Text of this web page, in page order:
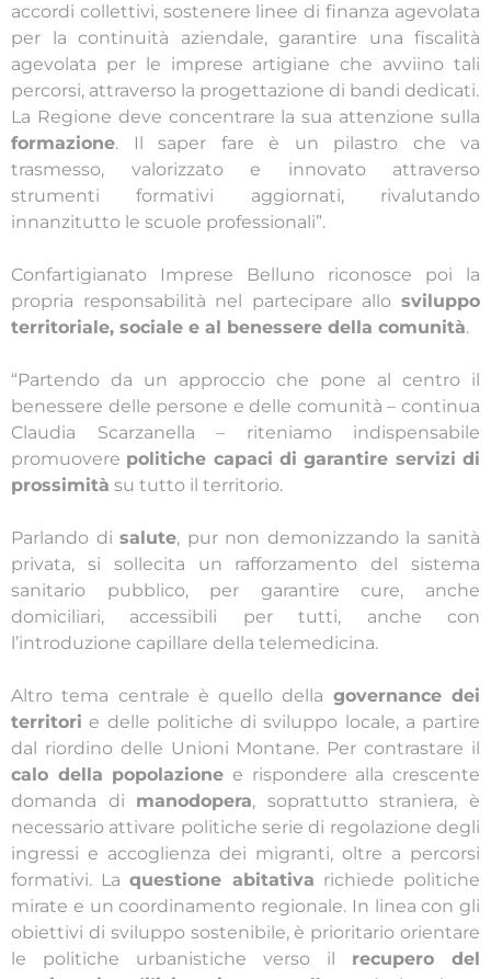
accordi collettivi, sostenere linee di finanza agevolata
per la continuità aziendale, garantire una fiscalità
agevolata per le imprese artigiane che avviino tali
percorsi, attraverso la progettazione di bandi dedicati.
La Regione deve concentrare la sua attenzione sulla
formazione. Il saper fare è un pilastro che va
trasmesso, valorizzato e innovato attraverso
strumenti formativi aggiornati, rivalutando
innanzitutto le scuole professionali”.
​Confartigianato Imprese Belluno riconosce poi la
propria responsabilità nel partecipare allo sviluppo
territoriale, sociale e al benessere della comunità.
​“Partendo da un approccio che pone al centro il
benessere delle persone e delle comunità – continua
Claudia Scarzanella – riteniamo indispensabile
promuovere politiche capaci di garantire servizi di
prossimità su tutto il territorio.
Parlando disalute, pur non demonizzando la sanità
privata, si sollecita un rafforzamento del sistema
sanitario pubblico, per garantire cure, anche
domiciliari, accessibili per tutti, anche con
l’introduzione capillare della telemedicina.
Altro tema centrale è quello della governance dei
territori e delle politiche di sviluppo locale, a partire
dal riordino delle Unioni Montane. Per contrastare il
calo della popolazione e rispondere alla crescente
domanda di manodopera, soprattutto straniera, è
necessario attivare politiche serie di regolazione degli
ingressi e accoglienza dei migranti, oltre a percorsi
formativi. Laquestione abitativa richiede politiche
mirate e un coordinamento regionale. In linea con gli
obiettivi di sviluppo sostenibile, è prioritario orientare
le politiche urbanistiche verso il recupero del